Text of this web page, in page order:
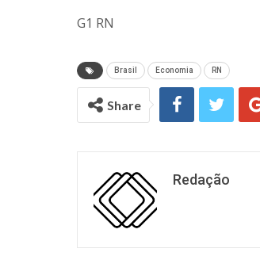
G1 RN
Brasil Economia RN
Share
Redação